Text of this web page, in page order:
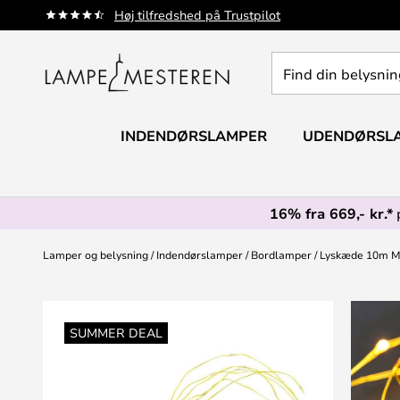
Høj tilfredshed på Trustpilot
Skip
to
din
INDENDØRSLAMPER
16% fra 669,- kr.*
Lamper og belysning Indendørslamper Bordlamper Lyskæde 10m
SUMMER DEAL